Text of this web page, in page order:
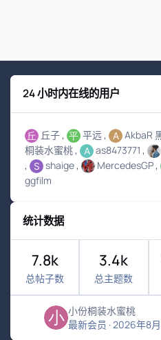
24 小时内在线的用户
丘子 平远 AkbaR
桐装水蜜桃
as8473771
shaige
MercedesGP
ggfilm
统计数据
7.8k
总帖子数
3.4k
总主题数
小份桐装水蜜桃
最新会员 ·2026年8